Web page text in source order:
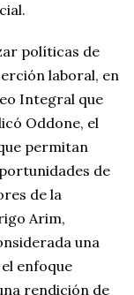
políticas de
laboral, en
Integral que
Oddone, el
permitan
de
de la
Arim,
una
enfoque
rendición de